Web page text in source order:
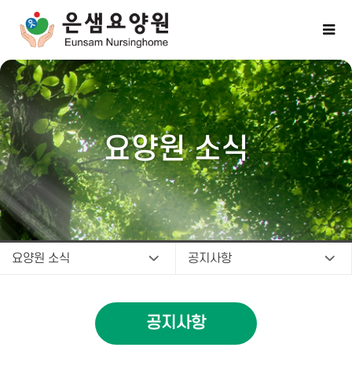
요양원 소식
요양원 소식 공지사항
공지사항